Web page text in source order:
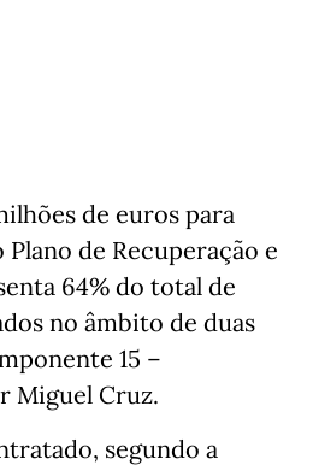
de euros para
de Recuperação e
64% do total de
no âmbito de duas
15 –
Miguel Cruz.
segundo a